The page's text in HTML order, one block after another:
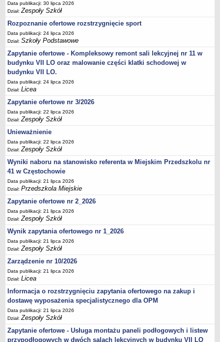
Ogłoszenia
Zarządzenia
Rejestry, ewidencje, archiwa
Kontrole
PONOWNE WYKORZYSTYWANIE
Sprawozdania
Deklaracja dostępności
DEKLARACJA DOSTĘPNOŚCI
OŚWIADCZENIA MAJĄTKOWE
PONOWNE WYKORZYSTYWANIE
UDOSTĘPNIANIE INFORMACJI PUBLICZNEJ
OCHRONA DANYCH OSOBOWYCH
Data publikacji: 30 lipca 2026
Dział:Zespoły Szkół
Rozpoznanie ofertowe rozstrzygnięcie sport
Data publikacji: 24 lipca 2026
Dział:Szkoły Podstawowe
Zapytanie ofertowe - Kompleksowy remont sali lekcyjnej nr 11 w
budynku VII LO oraz malowanie części klatki schodowej w
budynku VII LO.
Data publikacji: 24 lipca 2026
Dział:Licea
Zapytanie ofertowe nr 3/2026
Data publikacji: 22 lipca 2026
Dział:Zespoły Szkół
Unieważnienie
Data publikacji: 22 lipca 2026
Dział:Zespoły Szkół
Wyniki naboru na stanowisko referenta w Miejskim Przedszkolu nr
41 w Częstochowie
Data publikacji: 21 lipca 2026
Dział:Przedszkola Miejskie
Zapytanie ofertowe nr 2_2026
Data publikacji: 21 lipca 2026
Dział:Zespoły Szkół
Wynik zapytania ofertowego nr 1_2026
Data publikacji: 21 lipca 2026
Dział:Zespoły Szkół
Zarządzenie nr 10/2026
Data publikacji: 21 lipca 2026
Dział:Licea
Informacja o rozstrzygnięciu zapytania ofertowego na zakup i
dostawę wyposażenia specjalistycznego dla OPM
Data publikacji: 21 lipca 2026
Dział:Zespoły Szkół
Zapytanie ofertowe - Usługa montażu paneli podłogowych i listew
przypodłogowych w dwóch salach lekcyjnych w budynku VII LO